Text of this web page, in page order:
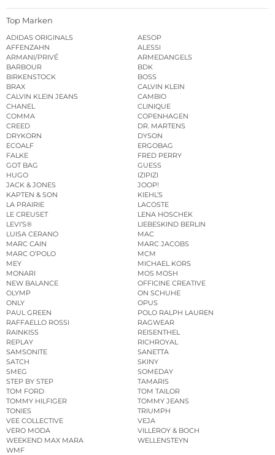
Top Marken
ADIDAS ORIGINALS
AESOP
AFFENZAHN
ALESSI
ARMANI/PRIVÉ
ARMEDANGELS
BARBOUR
BDK
BIRKENSTOCK
BOSS
BRAX
CALVIN KLEIN
CALVIN KLEIN JEANS
CAMBIO
CHANEL
CLINIQUE
COMMA
COPENHAGEN
CREED
DR. MARTENS
DRYKORN
DYSON
ECOALF
ERGOBAG
FALKE
FRED PERRY
GOT BAG
GUESS
HUGO
IZIPIZI
JACK & JONES
JOOP!
KAPTEN & SON
KIEHL’S
LA PRAIRIE
LACOSTE
LE CREUSET
LENA HOSCHEK
LEVI’S®
LIEBESKIND BERLIN
LUISA CERANO
MAC
MARC CAIN
MARC JACOBS
MARC O’POLO
MCM
MEY
MICHAEL KORS
MONARI
MOS MOSH
NEW BALANCE
OFFICINE CREATIVE
OLYMP
ON SCHUHE
ONLY
OPUS
PAUL GREEN
POLO RALPH LAUREN
RAFFAELLO ROSSI
RAGWEAR
RAINKISS
REISENTHEL
REPLAY
RICHROYAL
SAMSONITE
SANETTA
SATCH
SKINY
SMEG
SOMEDAY
STEP BY STEP
TAMARIS
TOM FORD
TOM TAILOR
TOMMY HILFIGER
TOMMY JEANS
TONIES
TRIUMPH
VEE COLLECTIVE
VEJA
VERO MODA
VILLEROY & BOCH
WEEKEND MAX MARA
WELLENSTEYN
WMF